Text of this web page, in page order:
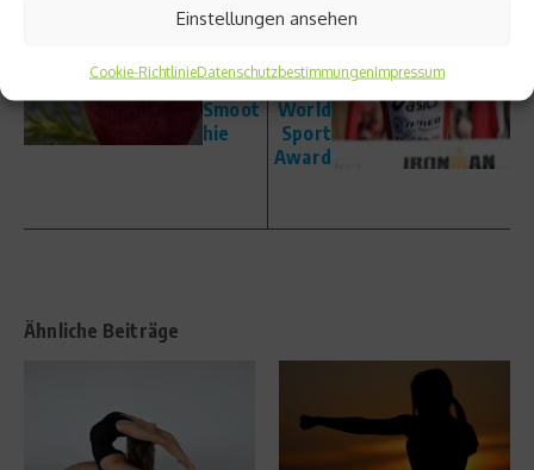
Einstellungen ansehen
Cookie-RichtlinieDatenschutzbestimmungenImpressum
n-
lwasse
r-
Smoot
hie
o –
ert für
den
World
Sport
Award
Ähnliche Beiträge